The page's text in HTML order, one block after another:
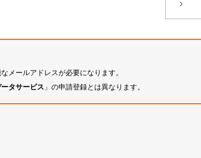
メールアドレスが必要になります。
タサービス 」の申請登録とは異なります。